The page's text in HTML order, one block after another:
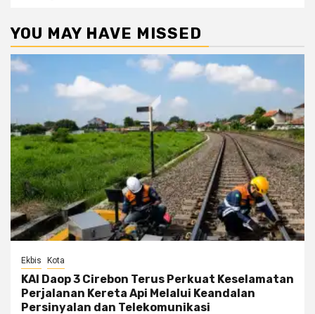
YOU MAY HAVE MISSED
Ekbis Kota
KAI Daop 3 Cirebon Terus Perkuat Keselamatan
Perjalanan Kereta Api Melalui Keandalan
Persinyalan dan Telekomunikasi